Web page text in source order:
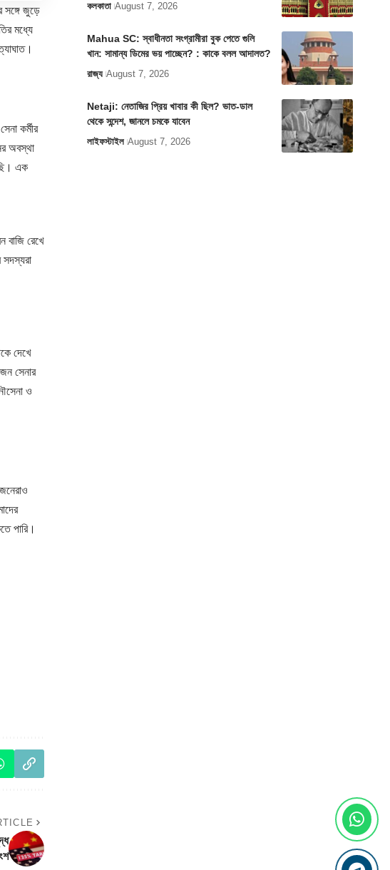
জুড়ে
মধ্যে
কর্মীর
অবস্থা
এক
বাজি রেখে
সদস্যরা
দেখে
সেনার
ও
পারি।
কলকাতা August 7, 2026
Mahua SC: স্বাধীনতা সংগ্রামীরা বুক পেতে গুলি
খান: সামান্য ডিমের ভয় পাচ্ছেন? : কাকে বলল আদালত?
রাজ্য August 7, 2026
Netaji: নেতাজির প্রিয় খাবার কী ছিল? ভাত-ডাল
থেকে সন্দেশ, জানলে চমকে যাবেন
লাইফস্টাইল August 7, 2026